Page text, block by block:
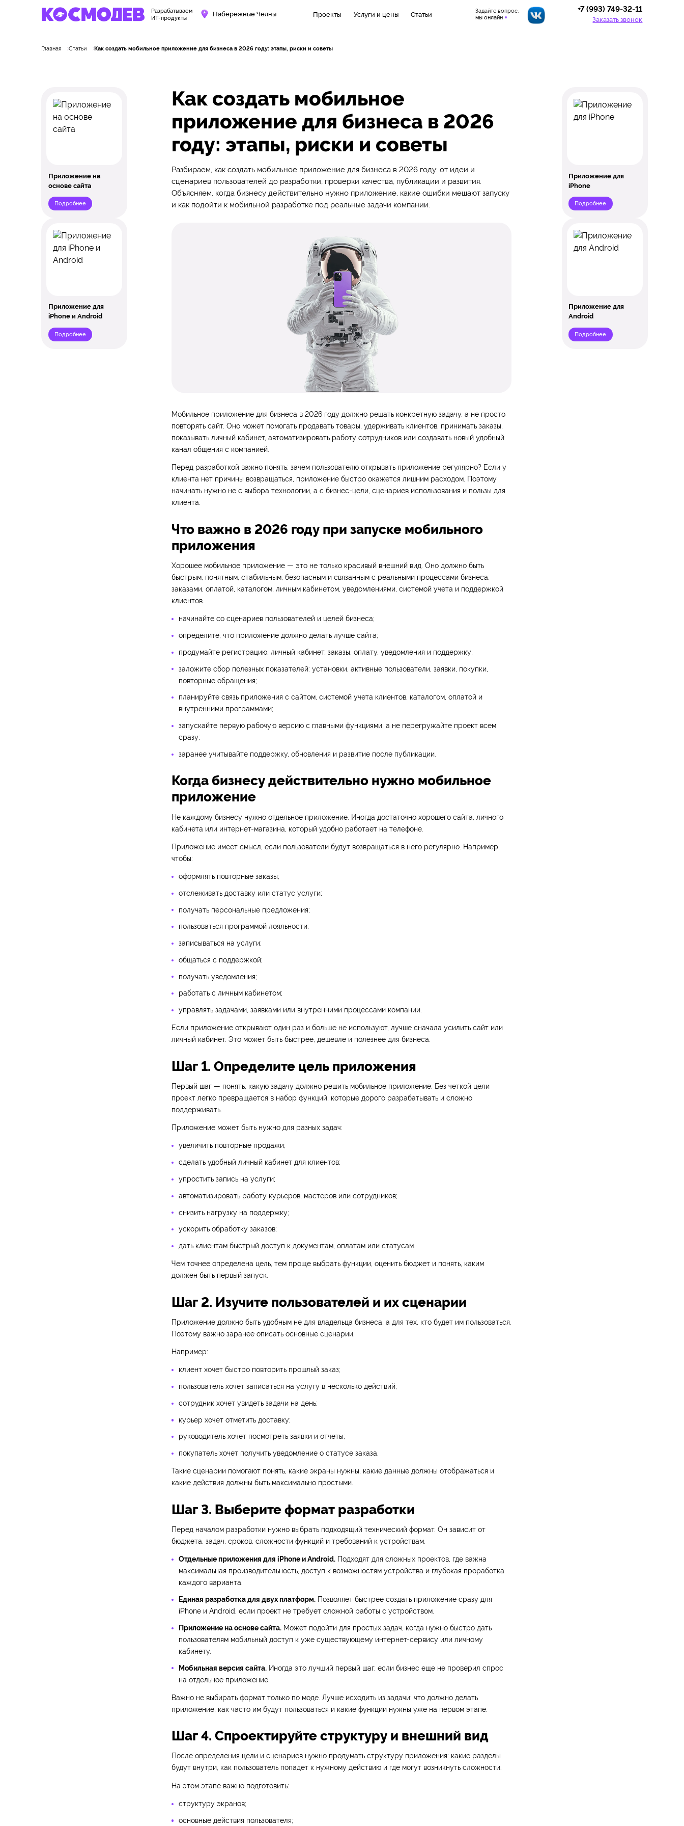
Разрабатываем
ИТ-продукты
Набережные Челны Проекты Услуги и цены Статьи
+7 (993) 749-32-11
Заказать звонок
Задайте вопрос,
мы онлайн
Главная Статьи Как создать мобильное приложение для бизнеса в 2026 году: этапы, риски и советы
Приложение на
основе сайта
Подробнее
Приложение для
iPhone и Android
Подробнее
Как создать мобильное
приложение для бизнеса в 2026
году: этапы, риски и советы
Разбираем, как создать мобильное приложение для бизнеса в 2026 году: от идеи и
сценариев пользователей до разработки, проверки качества, публикации и развития.
Объясняем, когда бизнесу действительно нужно приложение, какие ошибки мешают запуску
и как подойти к мобильной разработке под реальные задачи компании.
Мобильное приложение для бизнеса в 2026 году должно решать конкретную задачу, а не просто
повторять сайт. Оно может помогать продавать товары, удерживать клиентов, принимать заказы,
показывать личный кабинет, автоматизировать работу сотрудников или создавать новый удобный
канал общения с компанией.
Перед разработкой важно понять: зачем пользователю открывать приложение регулярно? Если у
клиента нет причины возвращаться, приложение быстро окажется лишним расходом. Поэтому
начинать нужно не с выбора технологии, а с бизнес-цели, сценариев использования и пользы для
клиента.
Что важно в 2026 году при запуске мобильного
приложения
Хорошее мобильное приложение — это не только красивый внешний вид. Оно должно быть
быстрым, понятным, стабильным, безопасным и связанным с реальными процессами бизнеса:
заказами, оплатой, каталогом, личным кабинетом, уведомлениями, системой учета и поддержкой
клиентов.
начинайте со сценариев пользователей и целей бизнеса;
определите, что приложение должно делать лучше сайта;
продумайте регистрацию, личный кабинет, заказы, оплату, уведомления и поддержку;
заложите сбор полезных показателей: установки, активные пользователи, заявки, покупки,
повторные обращения;
планируйте связь приложения с сайтом, системой учета клиентов, каталогом, оплатой и
внутренними программами;
запускайте первую рабочую версию с главными функциями, а не перегружайте проект всем
сразу;
заранее учитывайте поддержку, обновления и развитие после публикации.
Когда бизнесу действительно нужно мобильное
приложение
Не каждому бизнесу нужно отдельное приложение. Иногда достаточно хорошего сайта, личного
кабинета или интернет-магазина, который удобно работает на телефоне.
Приложение имеет смысл, если пользователи будут возвращаться в него регулярно. Например,
чтобы:
оформлять повторные заказы;
отслеживать доставку или статус услуги;
получать персональные предложения;
пользоваться программой лояльности;
записываться на услуги;
общаться с поддержкой;
получать уведомления;
работать с личным кабинетом;
управлять задачами, заявками или внутренними процессами компании.
Если приложение открывают один раз и больше не используют, лучше сначала усилить сайт или
личный кабинет. Это может быть быстрее, дешевле и полезнее для бизнеса.
Шаг 1. Определите цель приложения
Первый шаг — понять, какую задачу должно решить мобильное приложение. Без четкой цели
проект легко превращается в набор функций, которые дорого разрабатывать и сложно
поддерживать.
Приложение может быть нужно для разных задач:
увеличить повторные продажи;
сделать удобный личный кабинет для клиентов;
упростить запись на услуги;
автоматизировать работу курьеров, мастеров или сотрудников;
снизить нагрузку на поддержку;
ускорить обработку заказов;
дать клиентам быстрый доступ к документам, оплатам или статусам.
Чем точнее определена цель, тем проще выбрать функции, оценить бюджет и понять, каким
должен быть первый запуск.
Шаг 2. Изучите пользователей и их сценарии
Приложение должно быть удобным не для владельца бизнеса, а для тех, кто будет им пользоваться.
Поэтому важно заранее описать основные сценарии.
Например:
клиент хочет быстро повторить прошлый заказ;
пользователь хочет записаться на услугу в несколько действий;
сотрудник хочет увидеть задачи на день;
курьер хочет отметить доставку;
руководитель хочет посмотреть заявки и отчеты;
покупатель хочет получить уведомление о статусе заказа.
Такие сценарии помогают понять, какие экраны нужны, какие данные должны отображаться и
какие действия должны быть максимально простыми.
Шаг 3. Выберите формат разработки
Перед началом разработки нужно выбрать подходящий технический формат. Он зависит от
бюджета, задач, сроков, сложности функций и требований к устройствам.
Отдельные приложения для iPhone и Android.Подходят для сложных проектов, где важна
максимальная производительность, доступ к возможностям устройства и глубокая проработка
каждого варианта.
Единая разработка для двух платформ.Позволяет быстрее создать приложение сразу для
iPhone и Android, если проект не требует сложной работы с устройством.
Приложение на основе сайта.Может подойти для простых задач, когда нужно быстро дать
пользователям мобильный доступ к уже существующему интернет-сервису или личному
кабинету.
Мобильная версия сайта.Иногда это лучший первый шаг, если бизнес еще не проверил спрос
на отдельное приложение.
Важно не выбирать формат только по моде. Лучше исходить из задачи: что должно делать
приложение, как часто им будут пользоваться и какие функции нужны уже на первом этапе.
Шаг 4. Спроектируйте структуру и внешний вид
После определения цели и сценариев нужно продумать структуру приложения: какие разделы
будут внутри, как пользователь попадет к нужному действию и где могут возникнуть сложности.
На этом этапе важно подготовить:
структуру экранов;
основные действия пользователя;
Приложение для
iPhone
Подробнее
Приложение для
Android
Подробнее